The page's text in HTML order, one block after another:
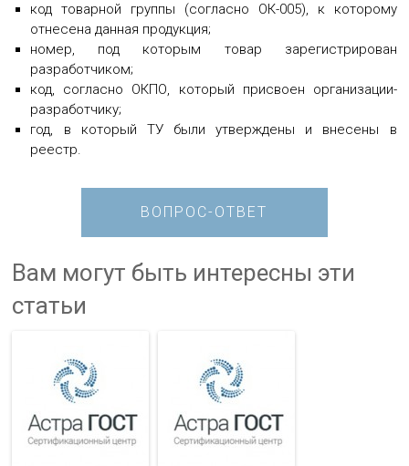
код товарной группы (согласно ОК-005), к которому
отнесена данная продукция;
номер, под которым товар зарегистрирован
разработчиком;
код, согласно ОКПО, который присвоен организации-
разработчику;
год, в который ТУ были утверждены и внесены в
реестр.
ВОПРОС-ОТВЕТ
Вам могут быть интересны эти
статьи